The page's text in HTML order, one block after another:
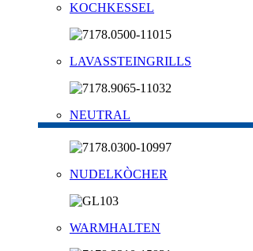
KOCHKESSEL
LAVASSTEINGRILLS
NEUTRAL
NUDELKÒCHER
WARMHALTEN